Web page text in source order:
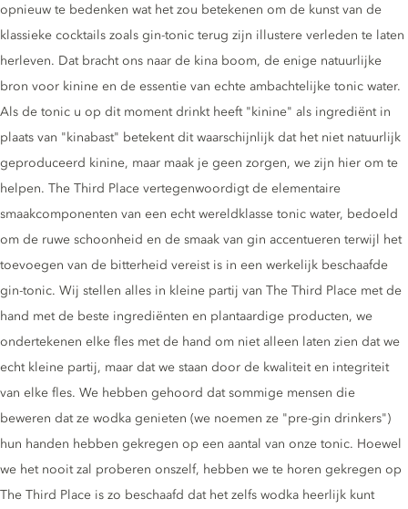
opnieuw te bedenken wat het zou betekenen om de kunst van de
klassieke cocktails zoals gin-tonic terug zijn illustere verleden te laten
herleven. Dat bracht ons naar de kina boom, de enige natuurlijke
bron voor kinine en de essentie van echte ambachtelijke tonic water.
Als de tonic u op dit moment drinkt heeft "kinine" als ingrediënt in
plaats van "kinabast" betekent dit waarschijnlijk dat het niet natuurlijk
geproduceerd kinine, maar maak je geen zorgen, we zijn hier om te
helpen. The Third Place vertegenwoordigt de elementaire
smaakcomponenten van een echt wereldklasse tonic water, bedoeld
om de ruwe schoonheid en de smaak van gin accentueren terwijl het
toevoegen van de bitterheid vereist is in een werkelijk beschaafde
gin-tonic. Wij stellen alles in kleine partij van The Third Place met de
hand met de beste ingrediënten en plantaardige producten, we
ondertekenen elke fles met de hand om niet alleen laten zien dat we
echt kleine partij, maar dat we staan ​​door de kwaliteit en integriteit
van elke fles. We hebben gehoord dat sommige mensen die
beweren dat ze wodka genieten (we noemen ze "pre-gin drinkers")
hun handen hebben gekregen op een aantal van onze tonic. Hoewel
we het nooit zal proberen onszelf, hebben we te horen gekregen op
The Third Place is zo beschaafd dat het zelfs wodka heerlijk kunt